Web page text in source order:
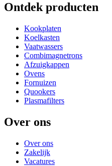
Ontdek producten
Kookplaten
Koelkasten
Vaatwassers
Combimagnetrons
Afzuigkappen
Ovens
Fornuizen
Quookers
Plasmafilters
Over ons
Over ons
Zakelijk
Vacatures